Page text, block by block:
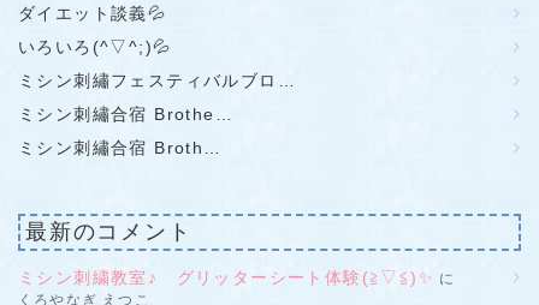
ダイエット談義💦
いろいろ(^▽^;)💦
ミシン刺繡フェスティバルブロ…
ミシン刺繡合宿 Brothe…
ミシン刺繡合宿 Broth…
最新のコメント
ミシン刺繍教室♪ グリッターシート体験(≧▽≦)✨ に
くろやなぎ えつこ